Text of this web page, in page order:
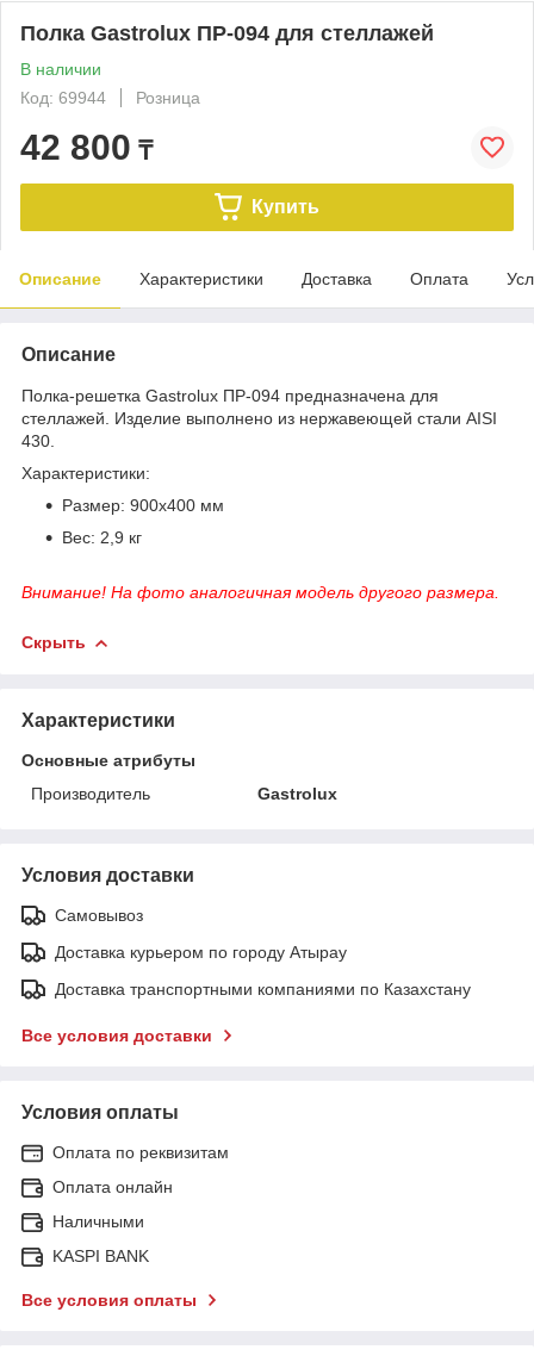
Полка Gastrolux ПР-094 для стеллажей
В наличии
Код: 69944
Розница
42 800 ₸
Купить
Описание Характеристики Доставка Оплата
Описание
Полка-решетка Gastrolux ПР-094 предназначена для
стеллажей. Изделие выполнено из нержавеющей стали AISI
430.
Характеристики:
Размер: 900х400 мм
Вес: 2,9 кг
Внимание! На фото аналогичная модель другого размера.
Скрыть
Характеристики
Основные атрибуты
Производитель
Gastrolux
Условия доставки
Самовывоз
Доставка курьером по городу Атырау
Доставка транспортными компаниями по Казахстану
Все условия доставки
Условия оплаты
Оплата по реквизитам
Оплата онлайн
Наличными
KASPI BANK
Все условия оплаты